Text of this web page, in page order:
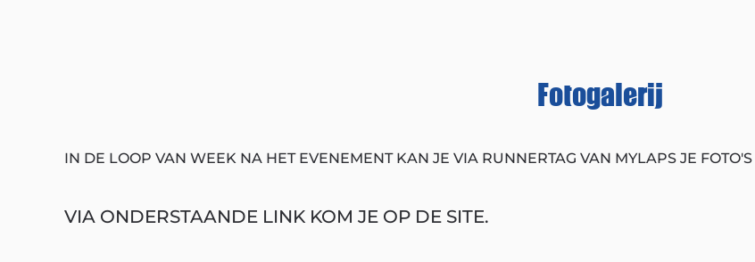
Fotogalerij
IN DE LOOP VAN WEEK NA HET EVENEMENT KAN JE VIA RUNNERTAG VAN MYLAPS JE
VIA ONDERSTAANDE LINK KOM JE OP DE SITE.